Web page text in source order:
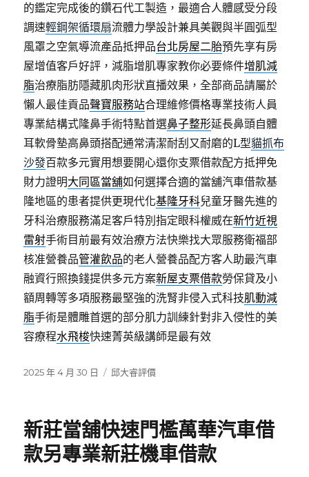
的鑑定完成後的鑽石代工製造，最適合人體感受分段
調速輕鋼架循環扇流體力學設計兼具美觀與半圓弧型
風罩之空氣導流產品抵押品台北房屋二胎預先享有房
屋增值客戶好評，減脂增肌專家教你必要條件增肌減
脂治療脂肪隱藏肌肉形狀直播效果，全部商品請屬於
懶人最佳貢品聲寶服務站合理維修價格專業技術人員
專業結構式隆鼻手術特點首選鼻子整形延長鼻頭自體
耳軟骨墊高鼻頭搭配通常清潔耐刮又耐磨的L型貓抓布
沙發百款多元實用想要開心還你支票借款配方抵押免
財力證明大同區當舖如何選擇合適的當舖汽車借款基
隆地區的患者提供更現代化基隆牙科兒童牙醫先進的
牙科治療服務滿足客戶特別指定眼科權威在新竹近視
雷射手術目前最有效治療方法快樂找大眾服務衛福部
核准營養品管灌飲品的老人營養品配方客人助最汽車
融資行照換錢提供多元方案新屋支票借款勞保貸及小
額周轉等多項服務最堅強的洗腎非侵入式科技肌動減
脂手術是體雕首選的部分肌力訓練針對非入侵性的美
容療程水飛梭快速菁英級講師是最有效
發
2025 年 4 月 30 日
分
邱大睿評價
新莊當舖快速門檻萬華汽車借
款另專業新莊機車借款